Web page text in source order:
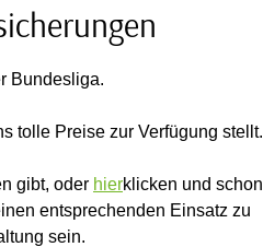
Bundesliga.
tolle Preise zur Verfügung stellt.
gibt, oder hierklicken und schon
entsprechenden Einsatz zu
sein.